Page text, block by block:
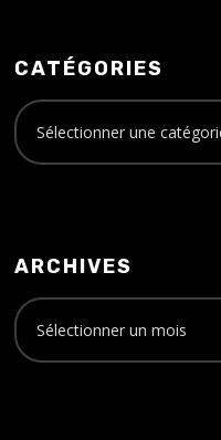
CATÉGORIES
ARCHIVES